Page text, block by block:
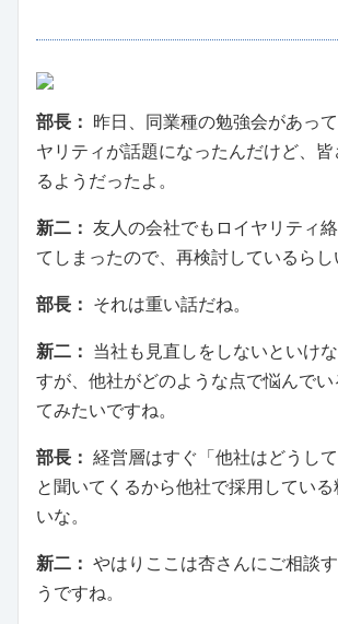
部長：
昨日、同業種の勉強会があっ
ヤリティが話題になったんだけど、
るようだったよ。
新二： 友人の会社でもロイヤリティ
てしまったので、再検討しているらし
部長： それは重い話だね。
新二：
当社も見直しをしないといけ
すが、他社がどのような点で悩んで
てみたいですね。
部長： 経営層はすぐ「他社はどうして
と聞いてくるから他社で採用している
いな。
新二： やはりここは杏さんにご相談
うですね。